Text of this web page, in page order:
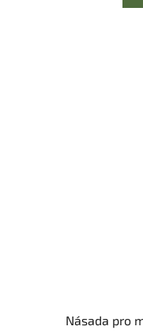
Násada pro